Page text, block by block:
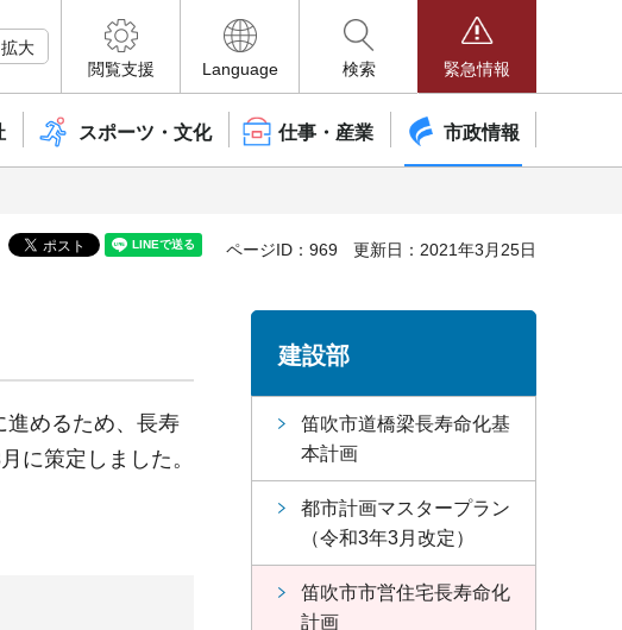
拡大
閲覧支援
Language 検索 緊急情報
スポーツ・文化 仕事・産業 市政情報
ページID：969 更新日：2021年3月25日
進めるため、長寿
に策定しました。
建設部
笛吹市道橋梁長寿命化基
本計画
都市計画マスタープラン
（令和3年3月改定）
笛吹市市営住宅長寿命化
計画